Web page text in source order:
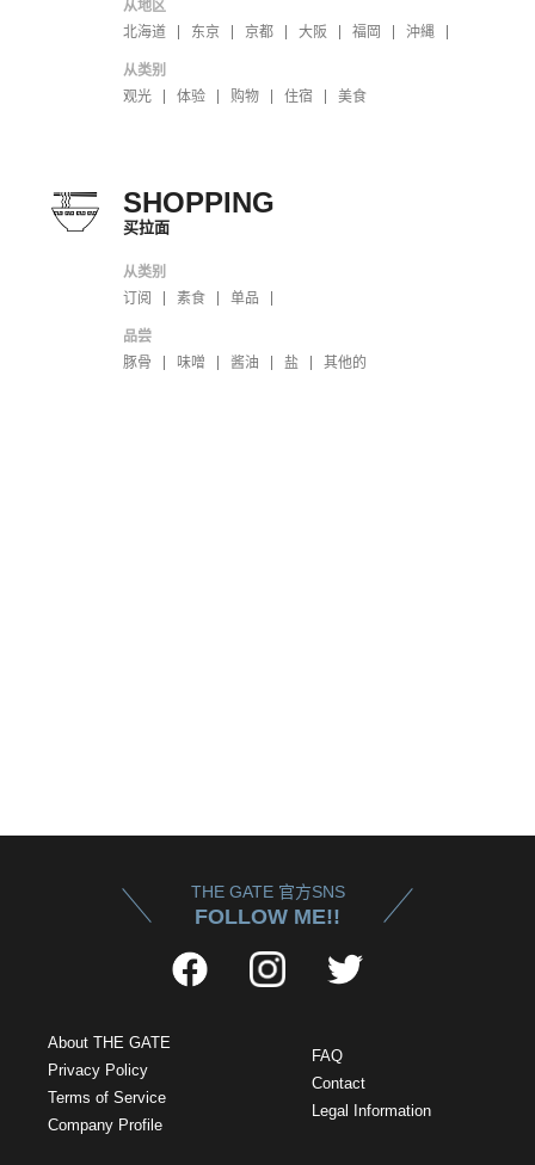
从地区
北海道
东京 京都 大阪 福岡 沖縄
从类别
观光
体验 购物 住宿 美食
SHOPPING
买拉面
从类别
订阅
素食 单品
品尝
豚骨
味噌 酱油 盐 其他的
THE GATE 官方SNS
FOLLOW ME!!
About THE GATE
Privacy Policy
Terms of Service
Company Profile
FAQ
Contact
Legal Information